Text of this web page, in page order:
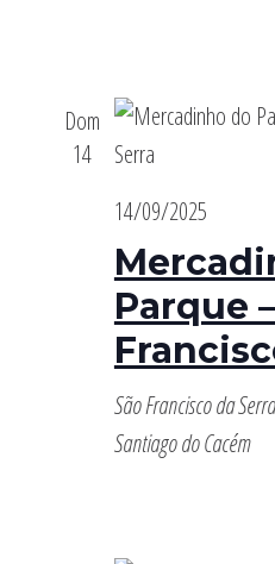
Dom
14
Parque
14/09/2025
São Francisco da
Santiago do Cacém